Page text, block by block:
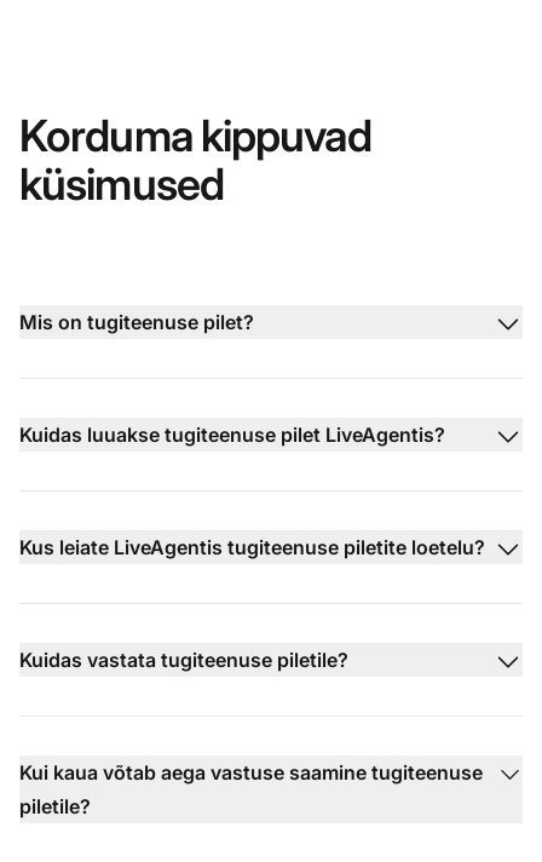
Korduma kippuvad
küsimused
Mis on tugiteenuse pilet?
Kuidas luuakse tugiteenuse pilet LiveAgentis?
Kus leiate LiveAgentis tugiteenuse piletite loetelu?
Kuidas vastata tugiteenuse piletile?
Kui kaua võtab aega vastuse saamine tugiteenuse
piletile?